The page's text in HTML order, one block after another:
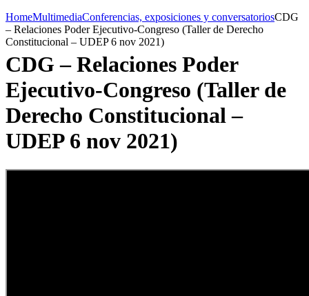
HomeMultimediaConferencias, exposiciones y conversatoriosCDG
– Relaciones Poder Ejecutivo-Congreso (Taller de Derecho
Constitucional – UDEP 6 nov 2021)
CDG – Relaciones Poder
Ejecutivo-Congreso (Taller de
Derecho Constitucional –
UDEP 6 nov 2021)